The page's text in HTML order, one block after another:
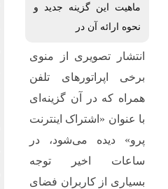
ماهیت این گزینه جدید و
نحوه ارائه آن در
انتشار تصویری از منوی
برخی اپراتورهای تلفن
همراه که در آن گزینه‌ای
با عنوان «اشتراک اینترنت
پرو» دیده می‌شود، در
ساعات اخیر توجه
بسیاری از کاربران فضای